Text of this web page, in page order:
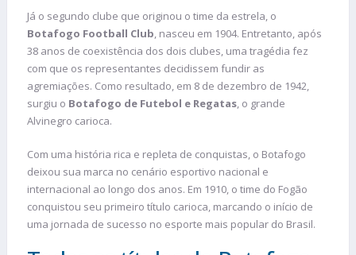
Já o segundo clube que originou o time da estrela, o
Botafogo Football Club, nasceu em 1904. Entretanto, após
38 anos de coexistência dos dois clubes, uma tragédia fez
com que os representantes decidissem fundir as
agremiações. Como resultado, em 8 de dezembro de 1942,
surgiu o Botafogo de Futebol e Regatas, o grande
Alvinegro carioca.
Com uma história rica e repleta de conquistas, o Botafogo
deixou sua marca no cenário esportivo nacional e
internacional ao longo dos anos. Em 1910, o time do Fogão
conquistou seu primeiro título carioca, marcando o início de
uma jornada de sucesso no esporte mais popular do Brasil.